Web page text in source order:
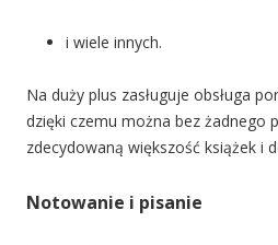
i wiele innych.
Na duży plus zasługuje obsługa
dzięki czemu można bez żadnego
zdecydowaną większość książek i
Notowanie i pisanie